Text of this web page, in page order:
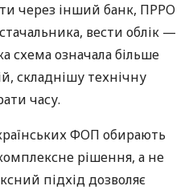
через інший банк, ПРРО
вести облік —
схема означала більше
складнішу технічну
часу.
ФОП обирають
рішення, а не
підхід дозволяє